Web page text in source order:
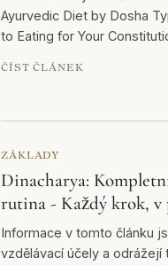
Ayurvedic Diet by Dosha
to Eating for Your
ČÍST ČLÁNEK
ZÁKLADY
Dinacharya:
rutina - Každý krok, v
Informace v tomto článku
vzdělávací účely a odrážejí